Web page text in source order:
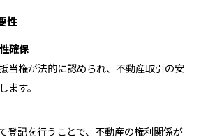
性
確保
当権が法的に認められ、不動産取引の安
ます。
登記を行うことで、不動産の権利関係が